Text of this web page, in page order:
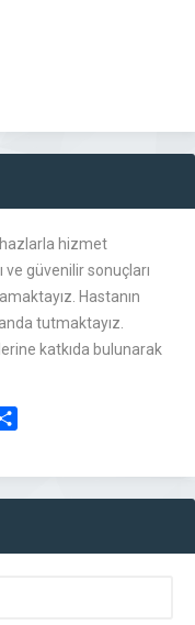
hizmet
ve güvenilir sonuçları
Hastanın
tutmaktayız.
katkıda bulunarak